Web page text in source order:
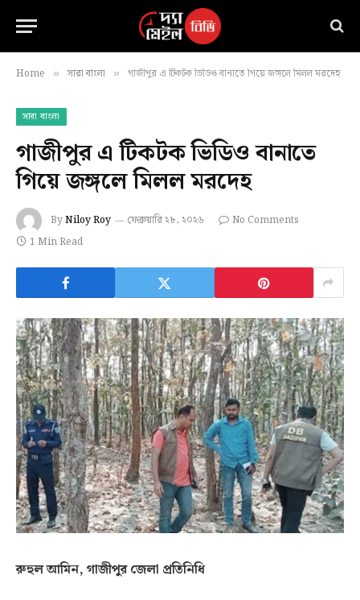
Home » সারা বাংলা » গাজীপুর এ টিকটক ভিডিও বানাতে গিয়ে জঙ্গলে মিলল মরদেহ
সারা বাংলা
গাজীপুর এ টিকটক ভিডিও বানাতে
গিয়ে জঙ্গলে মিলল মরদেহ
ByNiloy Roy ফেব্রুয়ারি ২৮, ২০২৬
No Comments
1 Min Read
রুহুল আমিন, গাজীপুর জেলা প্রতিনিধি